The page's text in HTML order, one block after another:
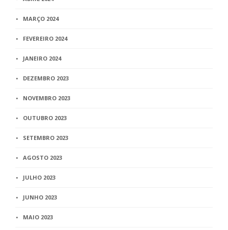
MARÇO 2024
FEVEREIRO 2024
JANEIRO 2024
DEZEMBRO 2023
NOVEMBRO 2023
OUTUBRO 2023
SETEMBRO 2023
AGOSTO 2023
JULHO 2023
JUNHO 2023
MAIO 2023